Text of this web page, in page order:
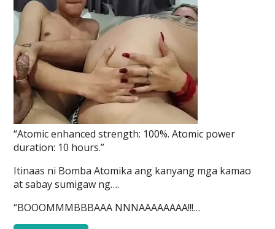
“Atomic enhanced strength: 100%. Atomic power
duration: 10 hours.”
Itinaas ni Bomba Atomika ang kanyang mga kamao
at sabay sumigaw ng….
“BOOOMMMBBBAAA NNNAAAAAAAA!!!…